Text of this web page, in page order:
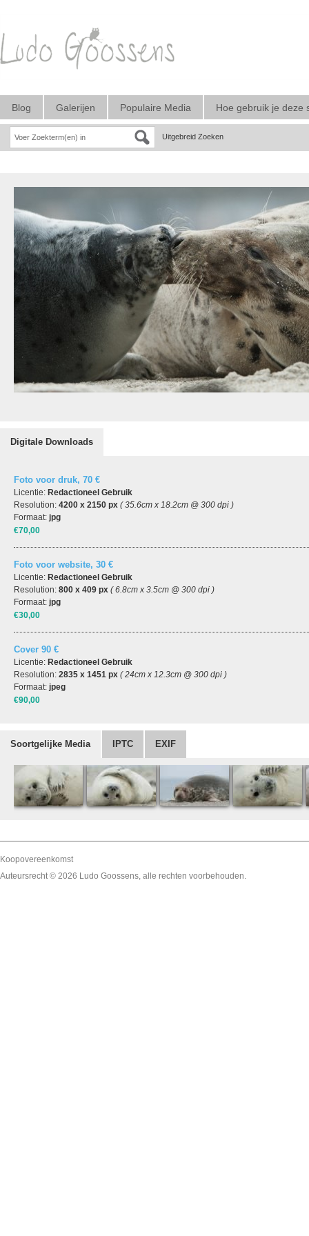
Blog Galerijen Populaire Media Hoe gebruik je deze
Uitgebreid Zoeken
Digitale Downloads
Foto voor druk, 70 €
Licentie: Redactioneel Gebruik
Resolution: 4200 x 2150 px ( 35.6cm x 18.2cm @ 300 dpi )
Formaat: jpg
€70,00
Foto voor website, 30 €
Licentie: Redactioneel Gebruik
Resolution: 800 x 409 px ( 6.8cm x 3.5cm @ 300 dpi )
Formaat: jpg
€30,00
Cover 90 €
Licentie: Redactioneel Gebruik
Resolution: 2835 x 1451 px ( 24cm x 12.3cm @ 300 dpi )
Formaat: jpeg
€90,00
Soortgelijke Media IPTC EXIF
Koopovereenkomst
Auteursrecht © 2026 Ludo Goossens, alle rechten voorbehouden.